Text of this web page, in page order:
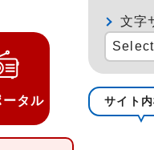
ータル
文字
サイト